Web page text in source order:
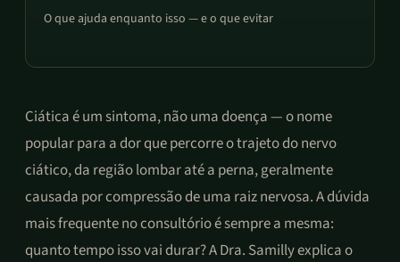
O que ajuda enquanto isso — e o que evitar
Ciática é um sintoma, não uma doença — o nome
popular para a dor que percorre o trajeto do nervo
ciático, da região lombar até a perna, geralmente
causada por compressão de uma raiz nervosa. A dúvida
mais frequente no consultório é sempre a mesma:
quanto tempo isso vai durar? A Dra. Samilly explica o